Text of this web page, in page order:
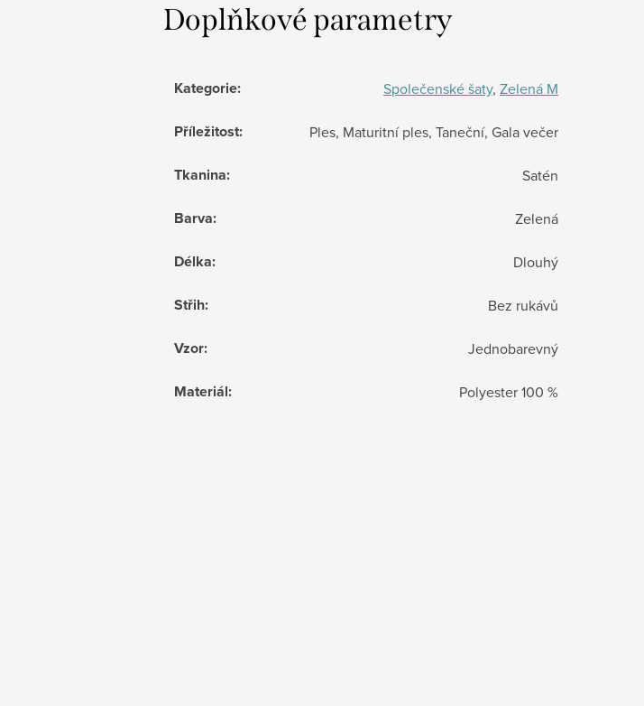
Doplňkové parametry
Kategorie: Společenské šaty, Zelená M
Příležitost: Ples, Maturitní ples, Taneční, Gala večer
Tkanina: Satén
Barva: Zelená
Délka: Dlouhý
Střih: Bez rukávů
Vzor: Jednobarevný
Materiál: Polyester 100 %